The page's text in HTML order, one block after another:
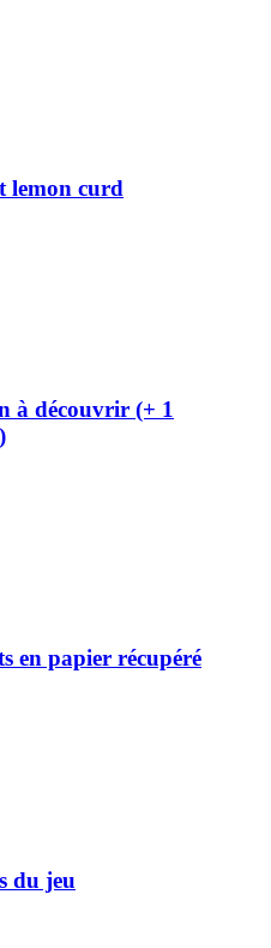
lemon curd
à découvrir (+ 1
en papier récupéré
du jeu